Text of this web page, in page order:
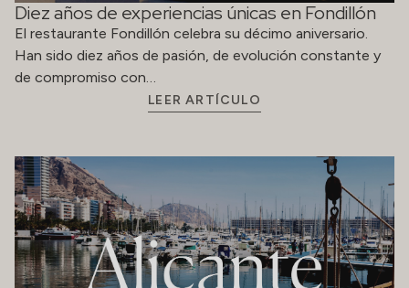
Diez años de experiencias únicas en Fondillón
El restaurante Fondillón celebra su décimo aniversario.
Han sido diez años de pasión, de evolución constante y
de compromiso con…
LEER ARTÍCULO